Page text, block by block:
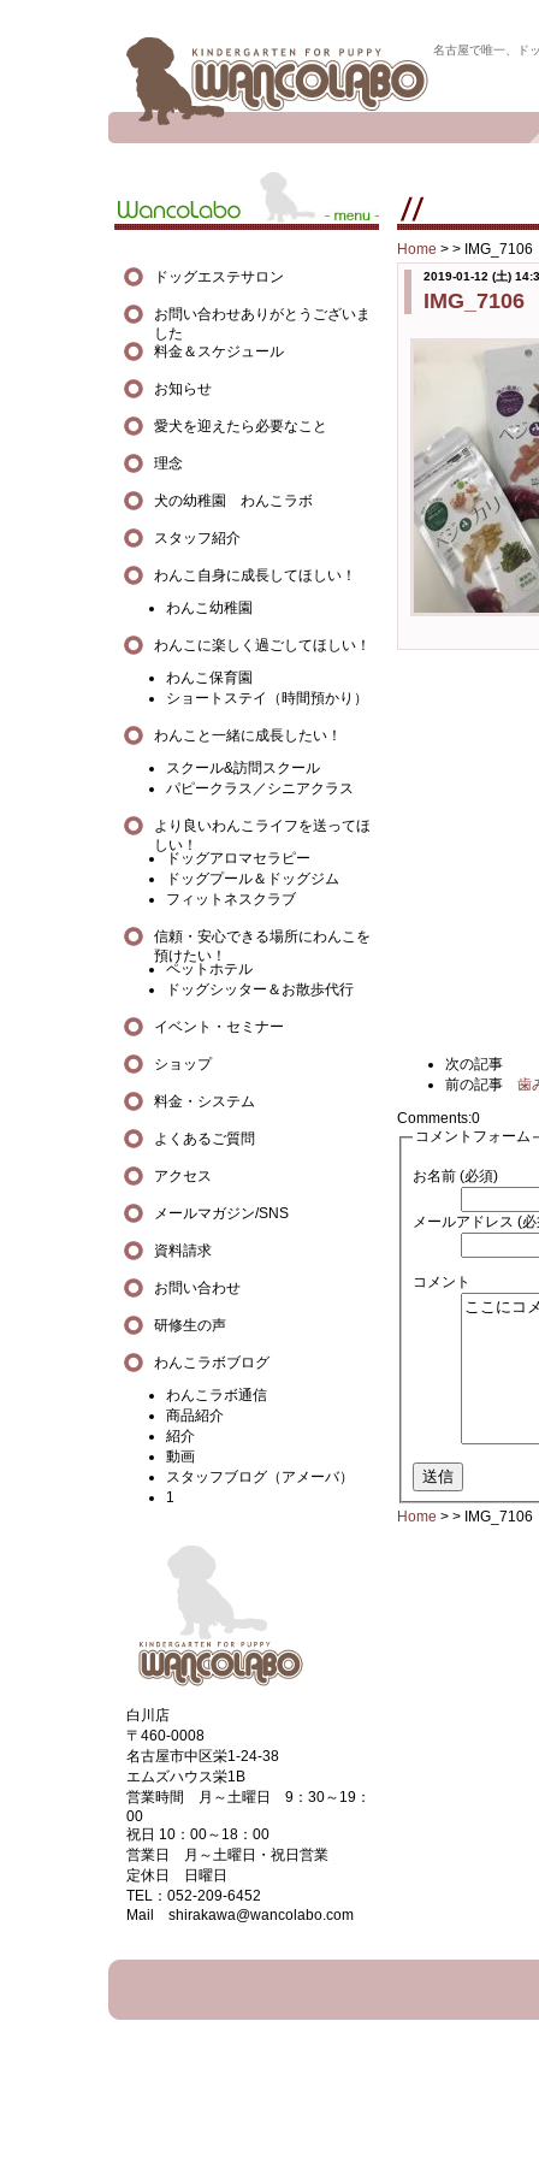
名古屋で唯一、ド
Home > > IMG_7106
2019-01-12 (土)
IMG_7106
次の記事
前の記事 歯
Comments:0
コメントフォーム
お名前 (必須)
メールアドレス (
コメント
Home > > IMG_7106
ドッグエステサロン
お問い合わせありがとうございま
した
料金＆スケジュール
お知らせ
愛犬を迎えたら必要なこと
理念
犬の幼稚園 わんこラボ
スタッフ紹介
わんこ自身に成長してほしい！
わんこ幼稚園
わんこに楽しく過ごしてほしい！
わんこ保育園
ショートステイ（時間預かり）
わんこと一緒に成長したい！
スクール&訪問スクール
パピークラス／シニアクラス
より良いわんこライフを送ってほ
しい！
ドッグアロマセラピー
ドッグプール＆ドッグジム
フィットネスクラブ
信頼・安心できる場所にわんこを
預けたい！
ペットホテル
ドッグシッター＆お散歩代行
イベント・セミナー
ショップ
料金・システム
よくあるご質問
アクセス
メールマガジン/SNS
資料請求
お問い合わせ
研修生の声
わんこラボブログ
わんこラボ通信
商品紹介
紹介
動画
スタッフブログ（アメーバ）
1
白川店
〒460-0008
名古屋市中区栄1-24-38
エムズハウス栄1B
営業時間 月～土曜日 9：30～19：
00
祝日 10：00～18：00
営業日 月～土曜日・祝日営業
定休日 日曜日
TEL：052-209-6452
Mail shirakawa@wancolabo.com